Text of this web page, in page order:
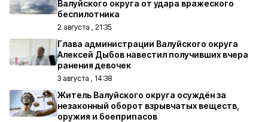
Валуйского округа от удара вражеского
беспилотника
2 августа , 21:35
Глава администрации Валуйского округа
Алексей Дыбов навестил получивших вчера
ранения девочек
3 августа , 14:38
Житель Валуйского округа осуждён за
незаконный оборот взрывчатых веществ,
оружия и боеприпасов